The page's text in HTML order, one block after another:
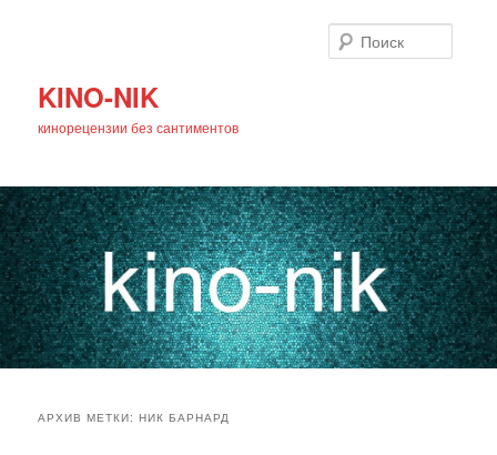
KINO-NIK
кинорецензии без сантиментов
АРХИВ МЕТКИ:НИК БАРНАРД